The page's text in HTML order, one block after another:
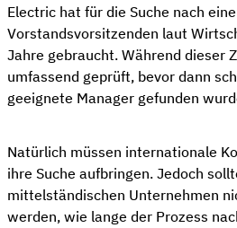
Electric hat für die Suche nach
Vorstandsvorsitzenden laut
Jahre gebraucht. Während dieser
umfassend geprüft, bevor dann
geeignete Manager gefunden
Natürlich müssen internationale
ihre Suche aufbringen. Jedoch
mittelständischen Unternehmen
werden, wie lange der Prozess